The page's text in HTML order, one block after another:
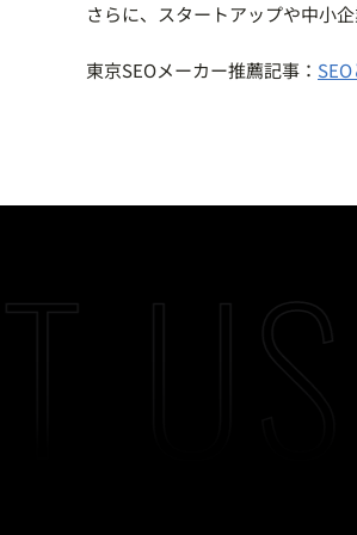
さらに、スタートアップや中小
東京SEOメーカー推薦記事：
US